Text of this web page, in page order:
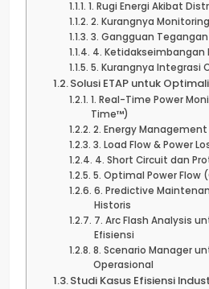
1. Rugi Energi Akibat
2. Kurangnya
3. Gangguan
4. Ketidakseimbangan
5. Kurangnya Integrasi
Solusi ETAP untuk
1. Real-Time Power
Time™)
2. Energy Management
3. Load Flow & Power
4. Short Circuit dan
5. Optimal Power Flow
6. Predictive
Historis
7. Arc Flash Analysis
Efisiensi
8. Scenario Manager
Operasional
Studi Kasus Efisiensi